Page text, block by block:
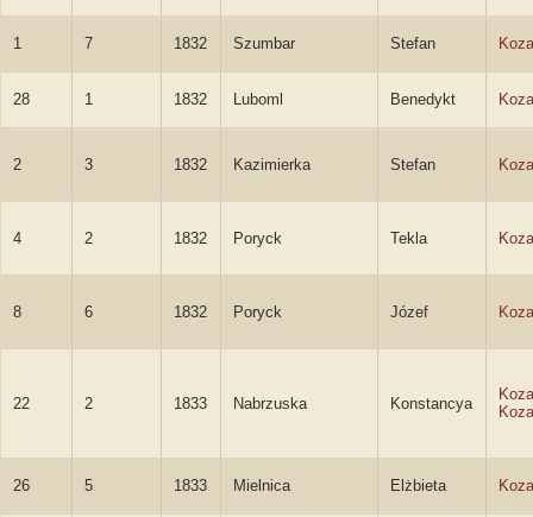
1 7 1832 Szumbar Stefan
28 1 1832 Luboml Benedykt
2 3 1832 Kazimierka Stefan
4 2 1832 Poryck Tekla
8 6 1832 Poryck Józef
22 2 1833 Nabrzuska Konstancya
26 5 1833 Mielnica Elżbieta